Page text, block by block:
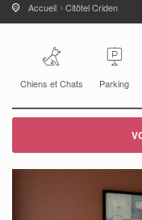
Accueil Citôtel Criden
Chiens et Chats Parking